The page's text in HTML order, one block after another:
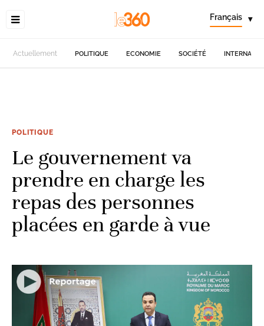
Français ▾
Actuellement POLITIQUE ECONOMIE SOCIÉTÉ
POLITIQUE
Le gouvernement va
prendre en charge les
repas des personnes
placées en garde à vue